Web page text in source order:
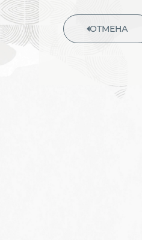
ОТМЕНА